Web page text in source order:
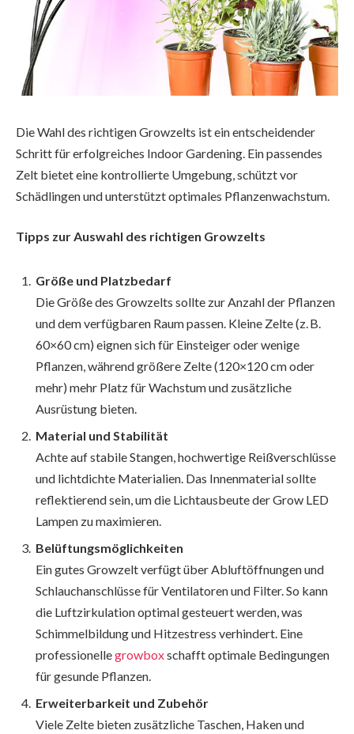
Die Wahl des richtigen Growzelts ist ein entscheidender
Schritt für erfolgreiches Indoor Gardening. Ein passendes
Zelt bietet eine kontrollierte Umgebung, schützt vor
Schädlingen und unterstützt optimales Pflanzenwachstum.
Tipps zur Auswahl des richtigen Growzelts
Größe und Platzbedarf
Die Größe des Growzelts sollte zur Anzahl der Pflanzen
und dem verfügbaren Raum passen. Kleine Zelte (z. B.
60×60 cm) eignen sich für Einsteiger oder wenige
Pflanzen, während größere Zelte (120×120 cm oder
mehr) mehr Platz für Wachstum und zusätzliche
Ausrüstung bieten.
Material und Stabilität
Achte auf stabile Stangen, hochwertige Reißverschlüsse
und lichtdichte Materialien. Das Innenmaterial sollte
reflektierend sein, um die Lichtausbeute der Grow LED
Lampen zu maximieren.
Belüftungsmöglichkeiten
Ein gutes Growzelt verfügt über Abluftöffnungen und
Schlauchanschlüsse für Ventilatoren und Filter. So kann
die Luftzirkulation optimal gesteuert werden, was
Schimmelbildung und Hitzestress verhindert. Eine
professionellegrowboxschafft optimale Bedingungen
für gesunde Pflanzen.
Erweiterbarkeit und Zubehör
Viele Zelte bieten zusätzliche Taschen, Haken und